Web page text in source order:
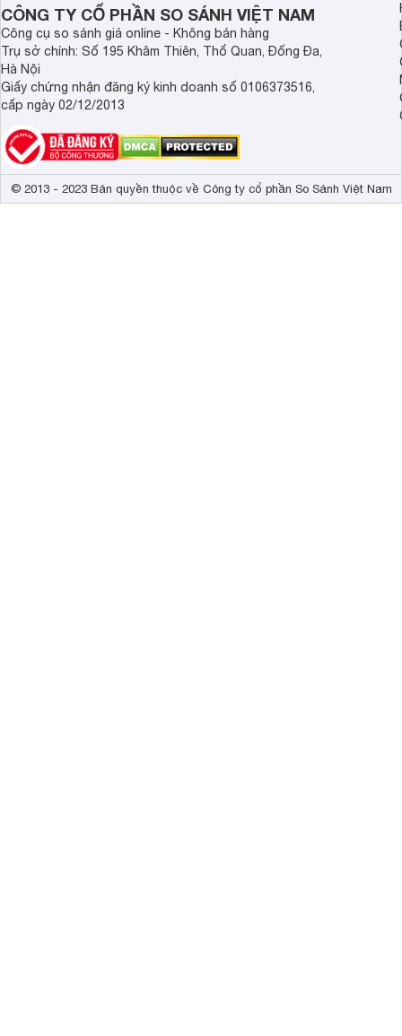
CÔNG TY CỔ PHẦN SO SÁNH VIỆT NAM
Công cụ so sánh giá online - Không bán hàng
Trụ sở chính: Số 195 Khâm Thiên, Thổ Quan, Đống Đa,
Hà Nội
Giấy chứng nhận đăng ký kinh doanh số 0106373516,
cấp ngày 02/12/2013
© 2013 - 2023 Bản quyền thuộc về Công ty cổ phần So Sánh Việt Nam